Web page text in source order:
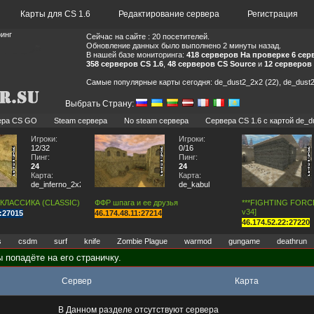
Карты для CS 1.6 Редактирование сервера Регистрация
Выбрать Страну:
Сейчас на сайте : 20 посетителей.
Обновление данных было выполнено 2 минуты назад.
В нашей базе мониторинга: 418 серверов На проверке 6
358 серверов CS 1.6 48 серверов CS Source и 12 серверов
Самые популярные карты сегодня: de_dust2_2x2 (22),
CS GO Steam сервера No steam сервера Сервера CS 1.6 с картой
Игроки:
12/32
Пинг:
24
Карта:
de_inferno_2x2
(CLASSIC)
Игроки:
0/16
Пинг:
24
Карта:
de_kabul
ФФР шпага и ее друзья
46.174.48.11:27214
***FIGHTING
v34]
46.174.52.22:27220
csdm surf knife Zombie Plague warmod gungame deathrun
на его страничку.
Сервер Карта
В Данном разделе отсутствуют сервера